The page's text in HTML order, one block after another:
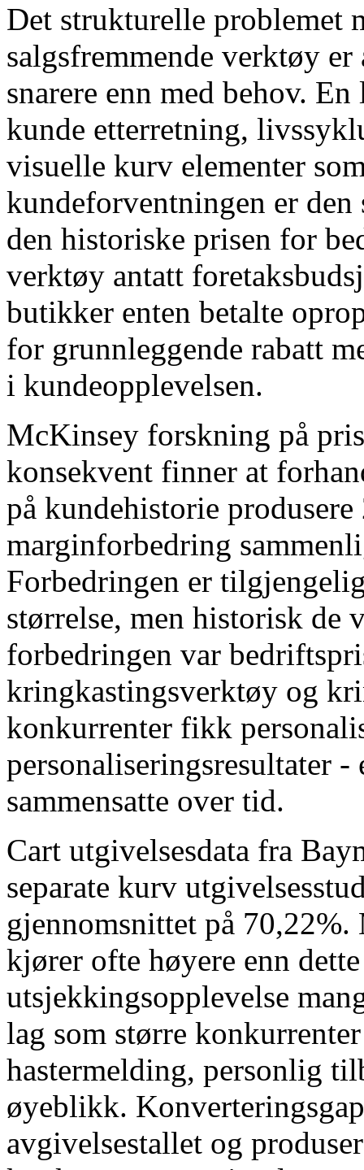
Det strukturelle problemet
salgsfremmende verktøy
snarere enn med behov.
kunde etterretning,
visuelle kurv elementer
kundeforventningen er den
den historiske prisen for
verktøy antatt
butikker enten betalte
for grunnleggende rabatt
i kundeopplevelsen.
McKinsey forskning på
konsekvent finner at
på kundehistorie
marginforbedring
Forbedringen er
størrelse, men historisk de
forbedringen var
kringkastingsverktøy og
konkurrenter fikk
personaliseringsresultater
sammensatte over tid.
Cart utgivelsesdata fra
separate kurv
gjennomsnittet på
kjører ofte høyere enn
utsjekkingsopplevelse
lag som større
hastermelding, personlig
øyeblikk.
avgivelsestallet og